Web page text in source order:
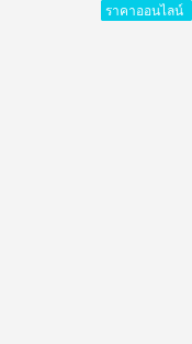
ราคาออนไลน์
ราคาออนไลน์
ราคาออนไลน์
ราคาออนไลน์
ราคาออนไลน์
ราคาออนไลน์
ราคาออนไลน์